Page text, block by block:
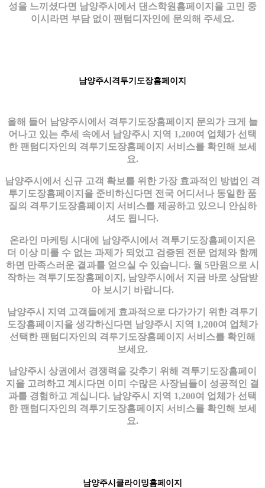
성을 느끼셨다면 남양주시에서 댄스학원홈페이지을 고민 중
이시라면 부담 없이 팬텀디자인에 문의해 주세요.
남양주시격투기도장홈페이지
올해 들어 남양주시에서 격투기도장홈페이지 문의가 크게 늘
어나고 있는 추세 속에서 남양주시 지역 1,200여 업체가 선택
한 팬텀디자인의 격투기도장홈페이지 서비스를 확인해 보세
요.
남양주시에서 신규 고객 확보를 위한 가장 효과적인 방법인 격
투기도장홈페이지을 준비하신다면 전국 어디서나 동일한 품
질의 격투기도장홈페이지 서비스를 제공하고 있으니 안심하
셔도 됩니다.
온라인 마케팅 시대에 남양주시에서 격투기도장홈페이지은
더 이상 미룰 수 없는 과제가 되었고 검증된 전문 업체와 함께
하면 만족스러운 결과를 얻으실 수 있습니다. 월 5만원으로 시
작하는 격투기도장홈페이지, 남양주시에서 지금 바로 상담받
아 보시기 바랍니다.
남양주시 지역 고객들에게 효과적으로 다가가기 위한 격투기
도장홈페이지을 생각하신다면 남양주시 지역 1,200여 업체가
선택한 팬텀디자인의 격투기도장홈페이지 서비스를 확인해
보세요.
남양주시 상권에서 경쟁력을 갖추기 위해 격투기도장홈페이
지을 고려하고 계시다면 이미 수많은 사장님들이 성공적인 결
과를 경험하고 계십니다. 남양주시 지역 1,200여 업체가 선택
한 팬텀디자인의 격투기도장홈페이지 서비스를 확인해 보세
요.
남양주시클라이밍홈페이지